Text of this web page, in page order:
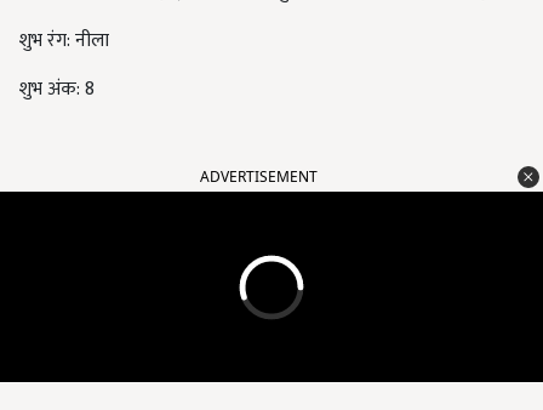
शुभ रंग: नीला
शुभ अंक: 8
ADVERTISEMENT